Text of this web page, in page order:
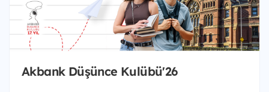
Akbank Düşünce Kulübü'26